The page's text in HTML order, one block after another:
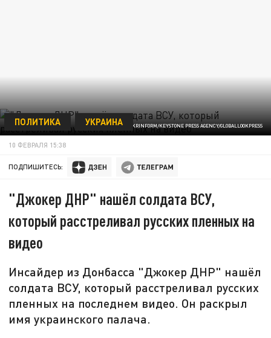
OLEKSII KOVALOVUKRINFORM/KEYSTONE PRESS AGENCY/GLOBALLOOKPRESS
ПОЛИТИКА УКРАИНА
10 ФЕВРАЛЯ 15:38
ПОДПИШИТЕСЬ:
"Джокер ДНР" нашёл солдата ВСУ,
который расстреливал русских пленных на
видео
Инсайдер из Донбасса "Джокер ДНР" нашёл
солдата ВСУ, который расстреливал русских
пленных на последнем видео. Он раскрыл
имя украинского палача.